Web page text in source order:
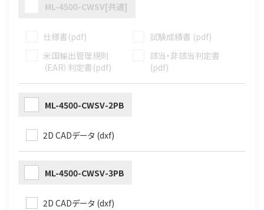
ML-4500-CWSV[共通]
仕様書(pdf)
試験成績書 (pdf)
米国輸出管理規則
（EAR）判定書(pdf)
該当・非該当判定書
(pdf)
ML-4500-CWSV-2PB
2D CADデータ (dxf)
ML-4500-CWSV-3PB
2D CADデータ (dxf)